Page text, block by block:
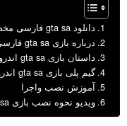
دانلود gta sa فارسی مخصوص اندروید 11 و 12
درباره بازی gta sa فارسی اندروید
داستان بازی gta sa اندروید
گیم پلی بازی gta sa اندروید
آموزش نصب واجرا
ویدیو نحوه نصب بازی gta sa فارسی اندروید 11